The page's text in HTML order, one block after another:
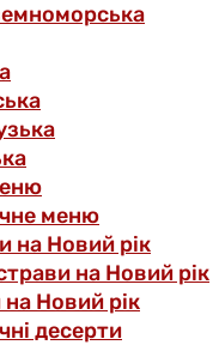
меню
на Новий рік
на Новий рік
Новий рік
десерти